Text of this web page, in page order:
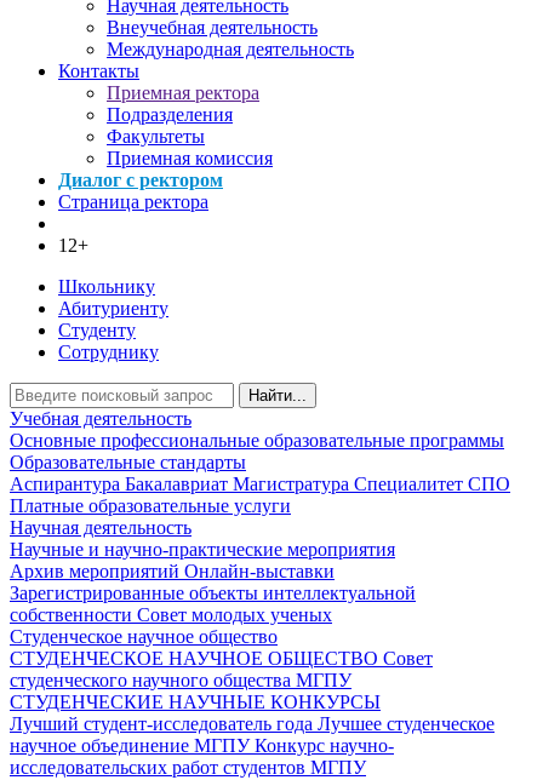
Научная деятельность
Внеучебная деятельность
Международная деятельность
Контакты
Приемная ректора
Подразделения
Факультеты
Приемная комиссия
Диалог с ректором
Страница ректора
12+
Школьнику
Абитуриенту
Студенту
Сотруднику
Найти...
Учебная деятельность
Основные профессиональные образовательные программы
Образовательные стандарты
Аспирантура Бакалавриат Магистратура Специалитет СПО
Платные образовательные услуги
Научная деятельность
Научные и научно-практические мероприятия
Архив мероприятий Онлайн-выставки
Зарегистрированные объекты интеллектуальной
собственности Совет молодых ученых
Студенческое научное общество
СТУДЕНЧЕСКОЕ НАУЧНОЕ ОБЩЕСТВО Совет
студенческого научного общества МГПУ
СТУДЕНЧЕСКИЕ НАУЧНЫЕ КОНКУРСЫ
Лучший студент-исследователь года Лучшее студенческое
научное объединение МГПУКонкурс научно-
исследовательских работ студентов МГПУ